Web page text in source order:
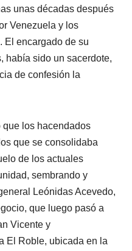
unas décadas después
Venezuela y los
El encargado de su
había sido un sacerdote,
de confesión la
que los hacendados
que se consolidaba
de los actuales
sembrando y
Leónidas Acevedo,
que luego pasó a
Vicente y
El Roble, ubicada en la